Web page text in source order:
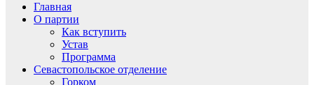
Главная
О партии
Как вступить
Устав
Программа
Севастопольское отделение
Горком